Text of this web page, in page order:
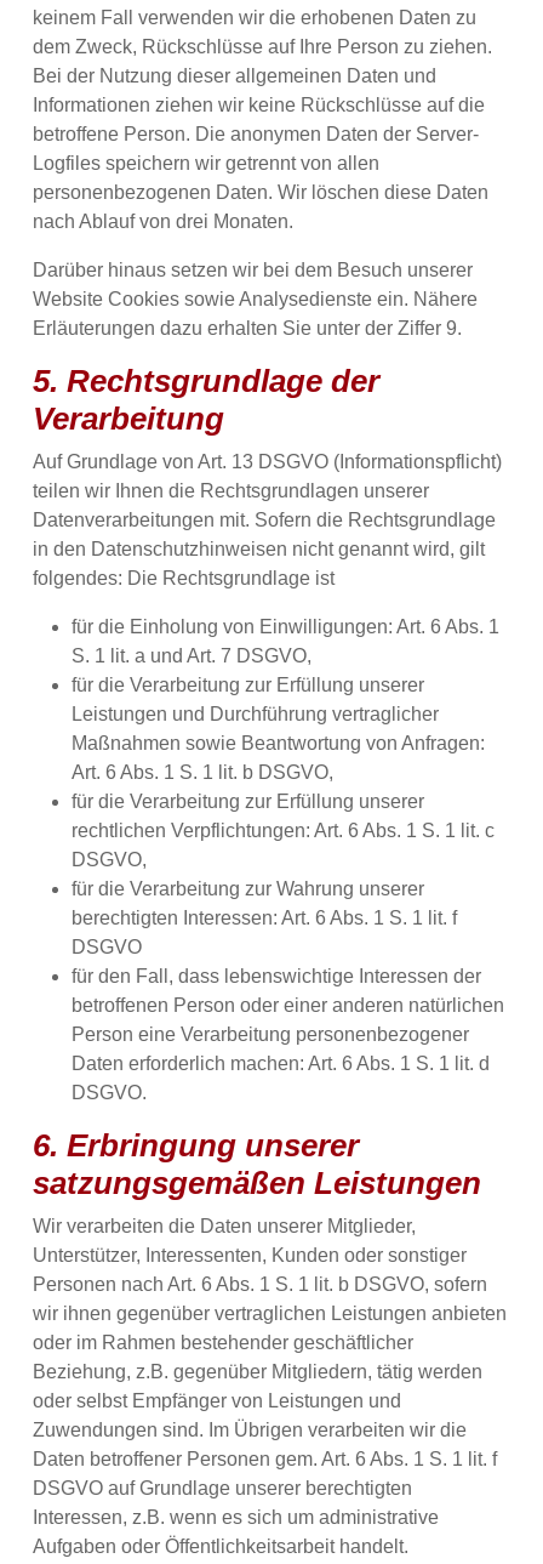
keinem Fall verwenden wir die erhobenen Daten zu
dem Zweck, Rückschlüsse auf Ihre Person zu ziehen.
Bei der Nutzung dieser allgemeinen Daten und
Informationen ziehen wir keine Rückschlüsse auf die
betroffene Person. Die anonymen Daten der Server-
Logfiles speichern wir getrennt von allen
personenbezogenen Daten. Wir löschen diese Daten
nach Ablauf von drei Monaten.
Darüber hinaus setzen wir bei dem Besuch unserer
Website Cookies sowie Analysedienste ein. Nähere
Erläuterungen dazu erhalten Sie unter der Ziffer 9.
5. Rechtsgrundlage der
Verarbeitung
Auf Grundlage von Art. 13 DSGVO (Informationspflicht)
teilen wir Ihnen die Rechtsgrundlagen unserer
Datenverarbeitungen mit. Sofern die Rechtsgrundlage
in den Datenschutzhinweisen nicht genannt wird, gilt
folgendes: Die Rechtsgrundlage ist
für die Einholung von Einwilligungen: Art. 6 Abs. 1
S. 1 lit. a und Art. 7 DSGVO,
für die Verarbeitung zur Erfüllung unserer
Leistungen und Durchführung vertraglicher
Maßnahmen sowie Beantwortung von Anfragen:
Art. 6 Abs. 1 S. 1 lit. b DSGVO,
für die Verarbeitung zur Erfüllung unserer
rechtlichen Verpflichtungen: Art. 6 Abs. 1 S. 1 lit. c
DSGVO,
für die Verarbeitung zur Wahrung unserer
berechtigten Interessen: Art. 6 Abs. 1 S. 1 lit. f
DSGVO
für den Fall, dass lebenswichtige Interessen der
betroffenen Person oder einer anderen natürlichen
Person eine Verarbeitung personenbezogener
Daten erforderlich machen: Art. 6 Abs. 1 S. 1 lit. d
DSGVO.
6. Erbringung unserer
satzungsgemäßen Leistungen
Wir verarbeiten die Daten unserer Mitglieder,
Unterstützer, Interessenten, Kunden oder sonstiger
Personen nach Art. 6 Abs. 1 S. 1 lit. b DSGVO, sofern
wir ihnen gegenüber vertraglichen Leistungen anbieten
oder im Rahmen bestehender geschäftlicher
Beziehung, z.B. gegenüber Mitgliedern, tätig werden
oder selbst Empfänger von Leistungen und
Zuwendungen sind. Im Übrigen verarbeiten wir die
Daten betroffener Personen gem. Art. 6 Abs. 1 S. 1 lit. f
DSGVO auf Grundlage unserer berechtigten
Interessen, z.B. wenn es sich um administrative
Aufgaben oder Öffentlichkeitsarbeit handelt.